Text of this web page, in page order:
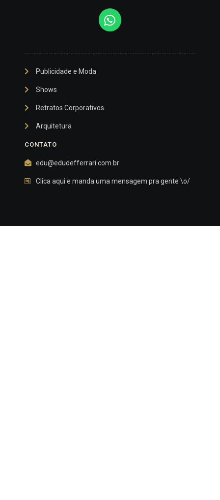
Publicidade e Moda
Shows
Retratos Corporativos
Arquitetura
CONTATO
edu@edudefferrari.com.br
Clica aqui e manda uma mensagem pra gente \o/